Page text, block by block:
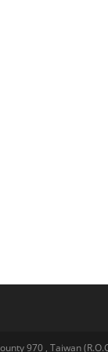
970 , Taiwan